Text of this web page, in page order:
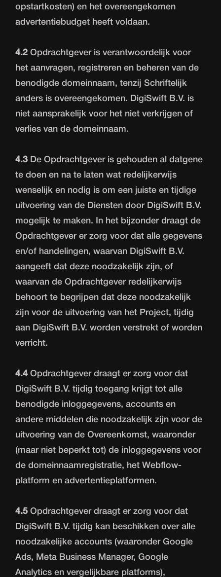
opstartkosten) en het overeengekomen
advertentiebudget heeft voldaan.
4.2 Opdrachtgever is verantwoordelijk voor
het aanvragen, registreren en beheren van de
benodigde domeinnaam, tenzij Schriftelijk
anders is overeengekomen. DigiSwift B.V. is
niet aansprakelijk voor het niet verkrijgen of
verlies van de domeinnaam.
4.3 De Opdrachtgever is gehouden al datgene
te doen en na te laten wat redelijkerwijs
wenselijk en nodig is om een juiste en tijdige
uitvoering van de Diensten door DigiSwift B.V.
mogelijk te maken. In het bijzonder draagt de
Opdrachtgever er zorg voor dat alle gegevens
en/of handelingen, waarvan DigiSwift B.V.
aangeeft dat deze noodzakelijk zijn, of
waarvan de Opdrachtgever redelijkerwijs
behoort te begrijpen dat deze noodzakelijk
zijn voor de uitvoering van het Project, tijdig
aan DigiSwift B.V. worden verstrekt of worden
verricht.
4.4Opdrachtgever draagt er zorg voor dat
DigiSwift B.V. tijdig toegang krijgt tot alle
benodigde inloggegevens, accounts en
andere middelen die noodzakelijk zijn voor de
uitvoering van de Overeenkomst, waaronder
(maar niet beperkt tot) de inloggegevens voor
de domeinnaamregistratie, het Webflow-
platform en advertentieplatformen.
4.5 Opdrachtgever draagt er zorg voor dat
DigiSwift B.V. tijdig kan beschikken over alle
noodzakelijke accounts (waaronder Google
Ads, Meta Business Manager, Google
Analytics en vergelijkbare platforms),